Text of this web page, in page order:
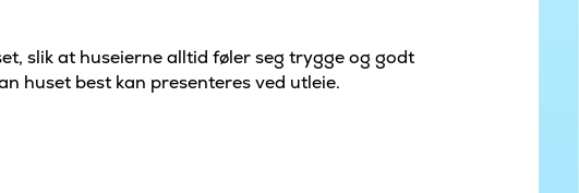
slik at huseierne alltid føler seg trygge og godt
huset best kan presenteres ved utleie.